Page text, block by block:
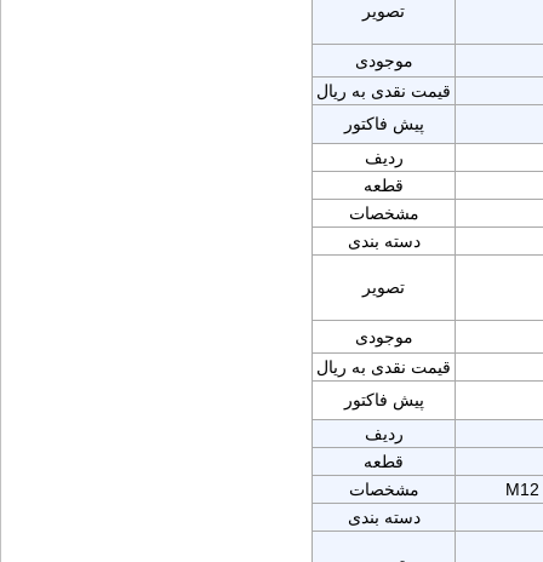
تصویر
موجودی
قیمت نقدی به ریال
پیش فاکتور
ردیف
قطعه
مشخصات
دسته بندی
تصویر
موجودی
قیمت نقدی به ریال
پیش فاکتور
ردیف
قطعه
مشخصات
M12
دسته بندی